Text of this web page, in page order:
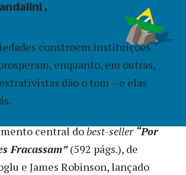
constroem instituições
enquanto, em outras,
dão o tom – e elas
central dobest-seller “Por
Fracassam”(592 págs.), de
e James Robinson, lançado